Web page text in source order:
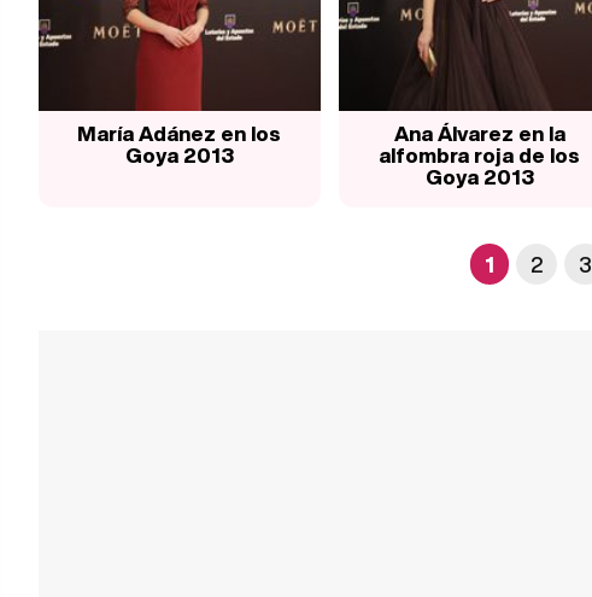
María Adánez en los
Goya 2013
Ana Álvarez en la
alfombra roja de los
Goya 2013
1 2 3